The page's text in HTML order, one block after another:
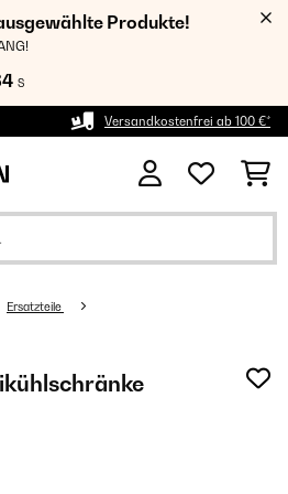
Produkte!
S
Versandkostenfrei ab 100 €*
Ersatzteile